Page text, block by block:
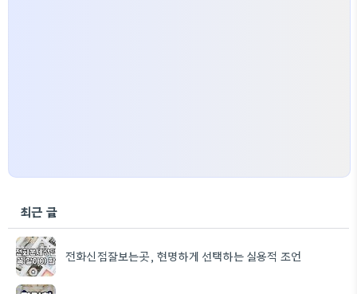
최근 글
전화신점잘보는곳, 현명하게 선택하는 실용적 조언